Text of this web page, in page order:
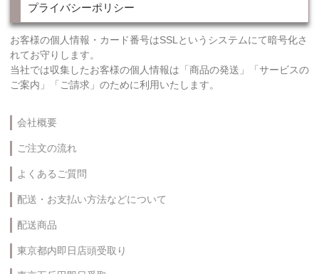
プライバシーポリシー
お客様の個人情報・カード番号はSSLというシステムにて暗号化さ
れてお守りします。
当社では収集したお客様の個人情報は「商品の発送」「サービスの
ご案内」「ご請求」のために利用いたします。
会社概要
ご注文の流れ
よくあるご質問
配送・お支払い方法などについて
配送商品
東京都内即日店頭受取り